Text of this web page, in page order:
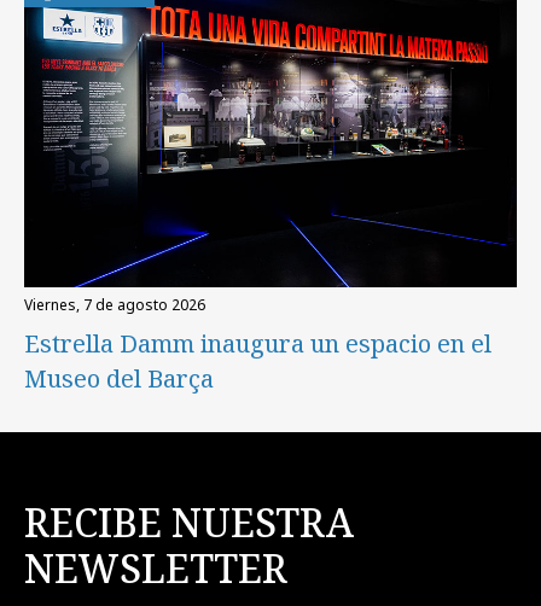
viernes, 7 de agosto 2026
Estrella Damm inaugura un espacio en el
Museo del Barça
RECIBE NUESTRA
NEWSLETTER